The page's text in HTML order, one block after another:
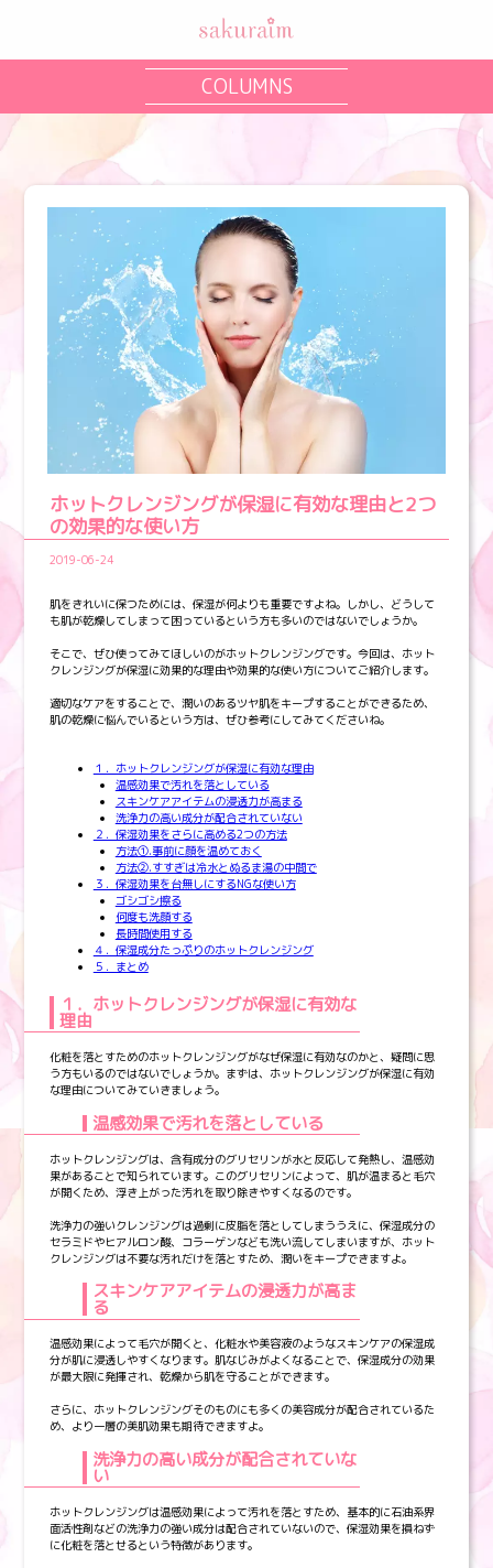
COLUMNS
ホットクレンジングが保湿に有効な理由と2つ
の効果的な使い方
2019-06-24
肌をきれいに保つためには、保湿が何よりも重要ですよね。しかし、どうして
も肌が乾燥してしまって困っているという方も多いのではないでしょうか。
そこで、ぜひ使ってみてほしいのがホットクレンジングです。今回は、ホット
クレンジングが保湿に効果的な理由や効果的な使い方についてご紹介します。
適切なケアをすることで、潤いのあるツヤ肌をキープすることができるため、
肌の乾燥に悩んでいるという方は、ぜひ参考にしてみてくださいね。
１．ホットクレンジングが保湿に有効な理由
温感効果で汚れを落としている
スキンケアアイテムの浸透力が高まる
洗浄力の高い成分が配合されていない
２．保湿効果をさらに高める2つの方法
方法①.事前に顔を温めておく
方法②.すすぎは冷水とぬるま湯の中間で
３．保湿効果を台無しにするNGな使い方
ゴシゴシ擦る
何度も洗顔する
長時間使用する
４．保湿成分たっぷりのホットクレンジング
５．まとめ
１．ホットクレンジングが保湿に有効な
理由
化粧を落とすためのホットクレンジングがなぜ保湿に有効なのかと、疑問に思
う方もいるのではないでしょうか。まずは、ホットクレンジングが保湿に有効
な理由についてみていきましょう。
温感効果で汚れを落としている
ホットクレンジングは、含有成分のグリセリンが水と反応して発熱し、温感効
果があることで知られています。このグリセリンによって、肌が温まると毛穴
が開くため、浮き上がった汚れを取り除きやすくなるのです。
洗浄力の強いクレンジングは過剰に皮脂を落としてしまううえに、保湿成分の
セラミドやヒアルロン酸、コラーゲンなども洗い流してしまいますが、ホット
クレンジングは不要な汚れだけを落とすため、潤いをキープできますよ。
スキンケアアイテムの浸透力が高ま
る
温感効果によって毛穴が開くと、化粧水や美容液のようなスキンケアの保湿成
分が肌に浸透しやすくなります。肌なじみがよくなることで、保湿成分の効果
が最大限に発揮され、乾燥から肌を守ることができます。
さらに、ホットクレンジングそのものにも多くの美容成分が配合されているた
め、より一層の美肌効果も期待できますよ。
洗浄力の高い成分が配合されていな
い
ホットクレンジングは温感効果によって汚れを落とすため、基本的に石油系界
面活性剤などの洗浄力の強い成分は配合されていないので、保湿効果を損ねず
に化粧を落とせるという特徴があります。